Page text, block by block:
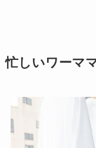
忙しいワーマ